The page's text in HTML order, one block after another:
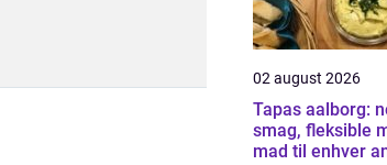
02 august 2026
Tapas aalborg:
smag, fleksible
mad til enhver